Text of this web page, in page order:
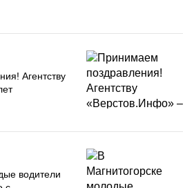
Агентству
водители